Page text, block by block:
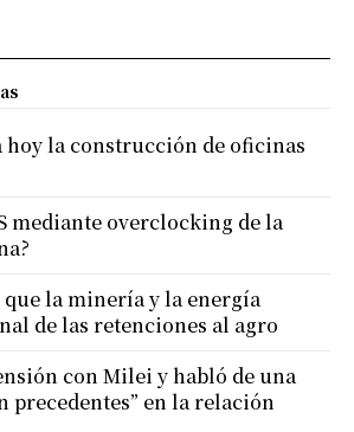
hoy la construcción de oficinas
mediante overclocking de la
la minería y la energía
de las retenciones al agro
con Milei y habló de una
precedentes” en la relación